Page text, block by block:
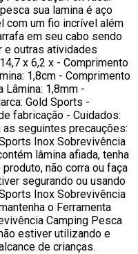
sua lamina é aço
com um fio incrível além
em seu cabo sendo
e outras atividades
x 6,2 x - Comprimento
1,8cm - Comprimento
Lâmina: 1,8mm -
Gold Sports -
fabricação - Cuidados:
seguintes precauções:
Inox Sobrevivência
lâmina afiada, tenha
não corra ou faça
segurando ou usando
Inox Sobrevivência
o Ferramenta
Camping Pesca
estiver utilizando e
de crianças.